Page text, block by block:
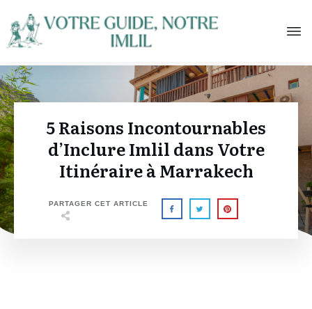
5 Raisons Incontournables
d’Inclure Imlil dans Votre
Itinéraire à Marrakech
PARTAGER CET ARTICLE